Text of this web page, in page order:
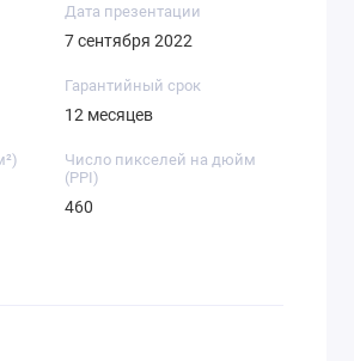
Дата презентации
7 сентября 2022
Гарантийный срок
12 месяцев
Число пикселей на дюйм
(PPI)
460